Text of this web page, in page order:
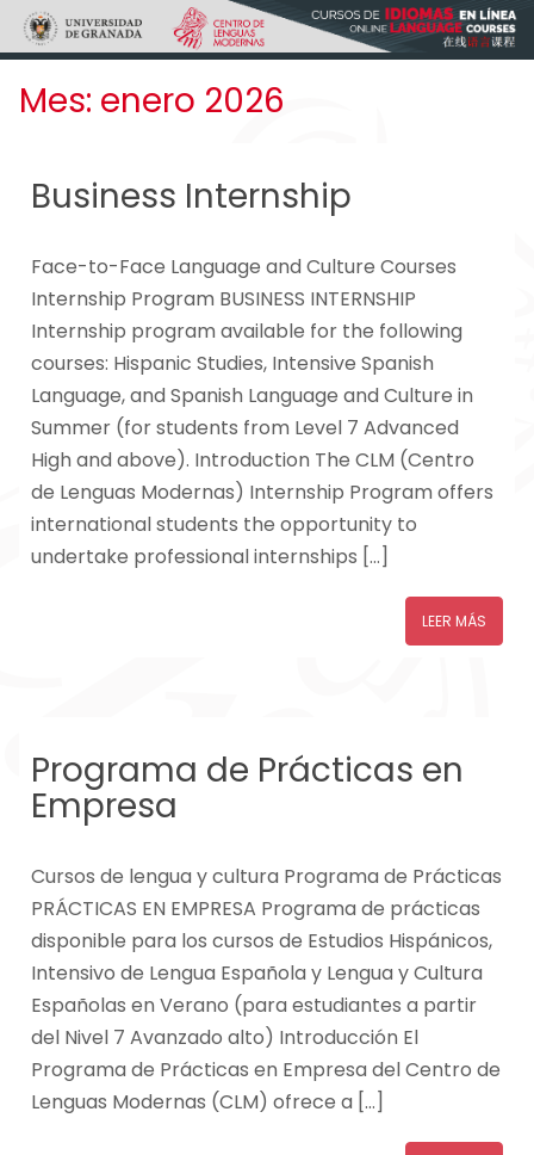
Skip to main content
Mes: enero 2026
Business Internship
Face-to-Face Language and Culture Courses
Internship Program BUSINESS INTERNSHIP
Internship program available for the following
courses: Hispanic Studies, Intensive Spanish
Language, and Spanish Language and Culture in
Summer (for students from Level 7 Advanced
High and above). Introduction The CLM (Centro
de Lenguas Modernas) Internship Program offers
international students the opportunity to
undertake professional internships […]
LEER MÁS
Programa de Prácticas en
Empresa
Cursos de lengua y cultura Programa de Prácticas
PRÁCTICAS EN EMPRESA Programa de prácticas
disponible para los cursos de Estudios Hispánicos,
Intensivo de Lengua Española y Lengua y Cultura
Españolas en Verano (para estudiantes a partir
del Nivel 7 Avanzado alto) Introducción El
Programa de Prácticas en Empresa del Centro de
Lenguas Modernas (CLM) ofrece a […]